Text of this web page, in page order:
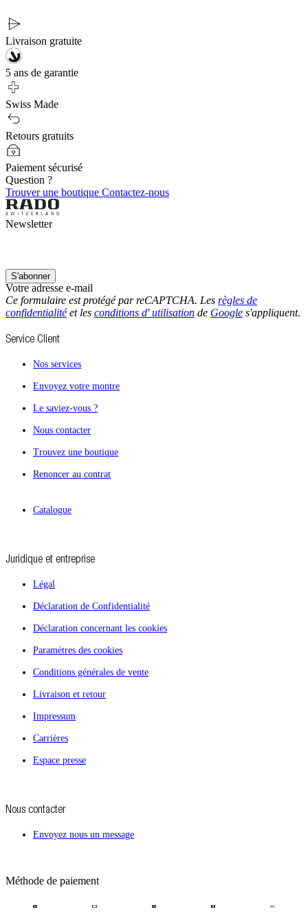
Livraison gratuite
5 ans de garantie
Swiss Made
Retours gratuits
Paiement sécurisé
Question ?
Trouver une boutique Contactez-nous
Newsletter
Votre adresse e-mail
S'abonner
Ce formulaire est protégé par reCAPTCHA. Les règles de
confidentialitéet les conditions d' utilisation de Google s'appliquent.
Service Client
Nos services
Envoyez votre montre
Le saviez-vous ?
Nous contacter
Trouvez une boutique
Renoncer au contrat
Catalogue
Juridique et entreprise
Légal
Déclaration de Confidentialité
Déclaration concernant les cookies
Paramètres des cookies
Conditions générales de vente
Livraison et retour
Impressum
Carrières
Espace presse
Nous contacter
Envoyez nous un message
Méthode de paiement